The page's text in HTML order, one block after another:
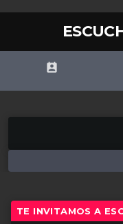
perm_contact_calendar
TE INVITAMOS A